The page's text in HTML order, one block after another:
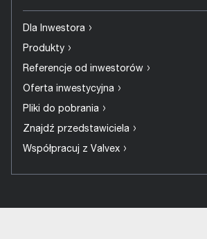
Dla Inwestora ›
Produkty ›
Referencje od inwestorów ›
Oferta inwestycyjna ›
Pliki do pobrania ›
Znajdź przedstawiciela ›
Współpracuj z Valvex ›